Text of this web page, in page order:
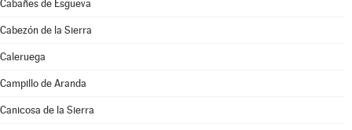
Cabañes de Esgueva
Cabezón de la Sierra
Caleruega
Campillo de Aranda
Canicosa de la Sierra